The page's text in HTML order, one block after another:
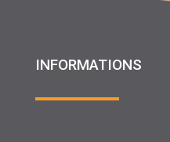
INFORMATIONS